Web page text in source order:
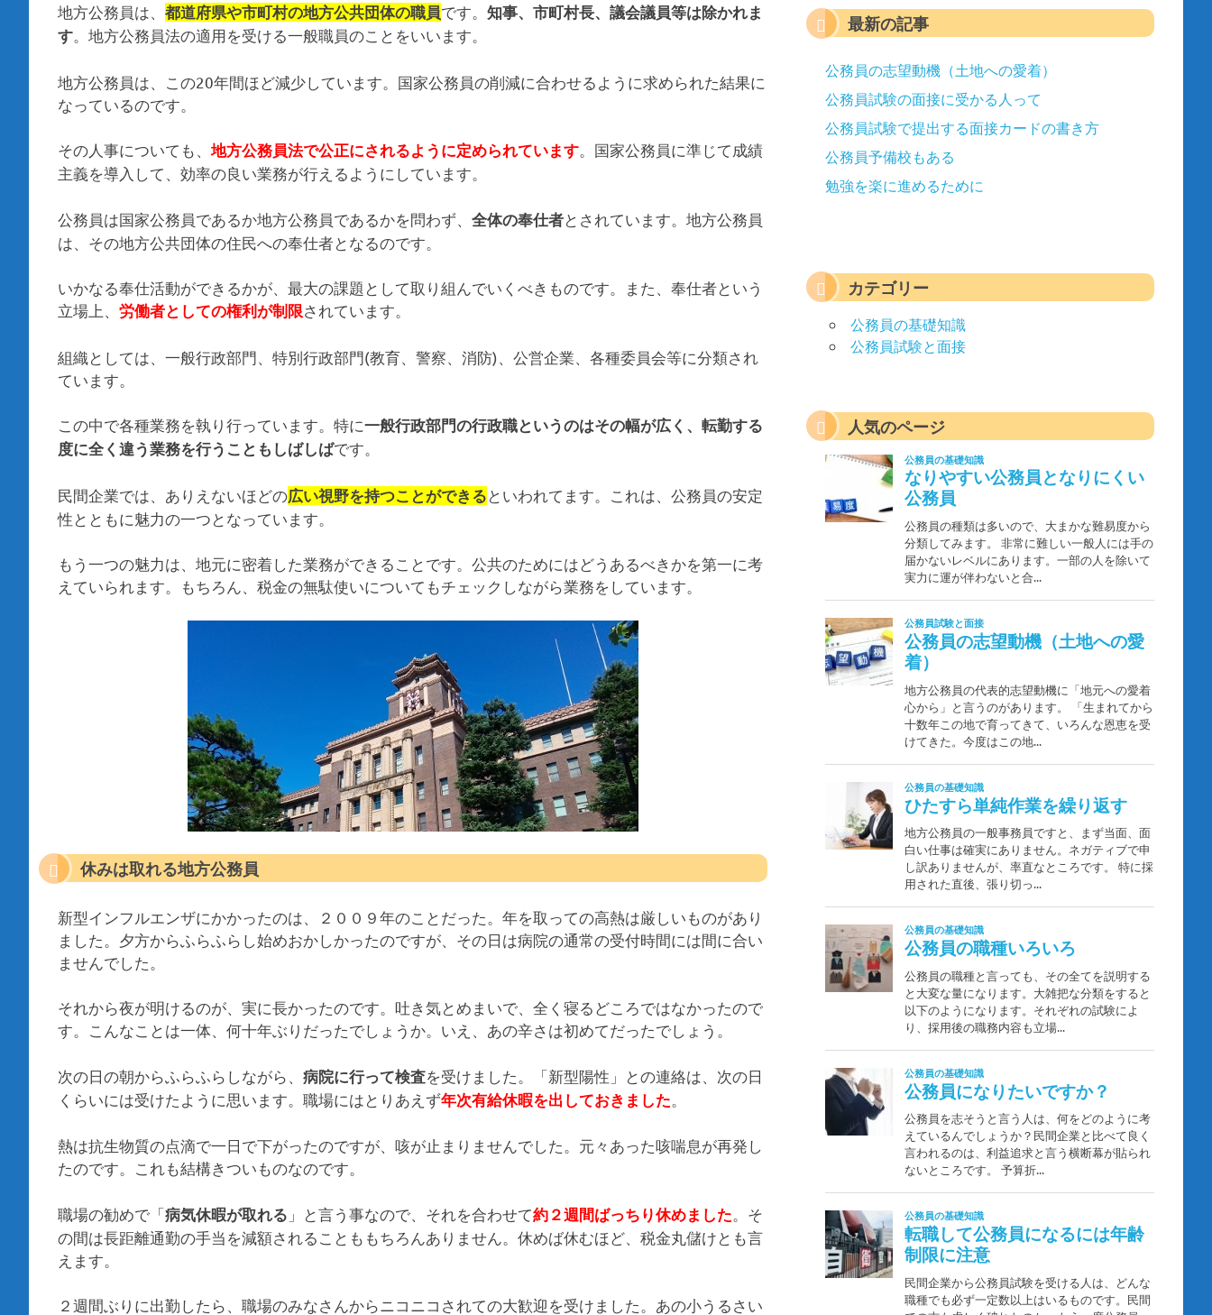
地方公務員は、 都道府県や市町村の地方公共団体の職員です。 知事、市町村長、議会議員等は除かれま
す 。地方公務員法の適用を受ける一般職員のことをいいます。
地方公務員は、この20年間ほど減少しています。国家公務員の削減に合わせるように求められた結果に
なっているのです。
その人事についても、 地方公務員法で公正にされるように定められています 。国家公務員に準じて成績
主義を導入して、効率の良い業務が行えるようにしています。
公務員は国家公務員であるか地方公務員であるかを問わず、 全体の奉仕者とされています。地方公務員
は、その地方公共団体の住民への奉仕者となるのです。
いかなる奉仕活動ができるかが、最大の課題として取り組んでいくべきものです。また、奉仕者という
立場上、 労働者としての権利が制限されています。
組織としては、一般行政部門、特別行政部門(教育、警察、消防)、公営企業、各種委員会等に分類され
ています。
この中で各種業務を執り行っています。特に一般行政部門の行政職というのはその幅が広く、転勤する
度に全く違う業務を行うこともしばしばです。
民間企業では、ありえないほどの広い視野を持つことができるといわれてます。これは、公務員の安定
性とともに魅力の一つとなっています。
もう一つの魅力は、地元に密着した業務ができることです。公共のためにはどうあるべきかを第一に考
えていられます。もちろん、税金の無駄使いについてもチェックしながら業務をしています。
休みは取れる地方公務員
新型インフルエンザにかかったのは、２００９年のことだった。年を取っての高熱は厳しいものがあり
ました。夕方からふらふらし始めおかしかったのですが、その日は病院の通常の受付時間には間に合い
ませんでした。
それから夜が明けるのが、実に長かったのです。吐き気とめまいで、全く寝るどころではなかったので
す。こんなことは一体、何十年ぶりだったでしょうか。いえ、あの辛さは初めてだったでしょう。
次の日の朝からふらふらしながら、 病院に行って検査を受けました。「新型陽性」との連絡は、次の日
くらいには受けたように思います。職場にはとりあえず年次有給休暇を出しておきました
熱は抗生物質の点滴で一日で下がったのですが、咳が止まりませんでした。元々あった咳喘息が再発し
たのです。これも結構きついものなのです。
職場の勧めで「病気休暇が取れる 」と言う事なので、それを合わせて約２週間ばっちり休めました 。そ
の間は長距離通勤の手当を減額されることももちろんありません。休めば休むほど、税金丸儲けとも言
えます。
２週間ぶりに出勤したら、職場のみなさんからニコニコされての大歓迎を受けました。あの小うるさい
最新の記事
公務員の志望動機（土地への愛着）
公務員試験の面接に受かる人って
公務員試験で提出する面接カードの書き方
公務員予備校もある
勉強を楽に進めるために
カテゴリー
公務員の基礎知識
公務員試験と面接
人気のページ